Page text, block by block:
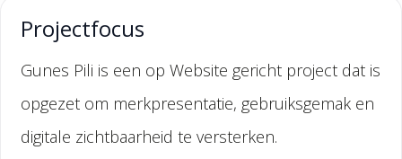
Projectfocus
Gunes Pili is een op Website gericht project dat is
opgezet om merkpresentatie, gebruiksgemak en
digitale zichtbaarheid te versterken.